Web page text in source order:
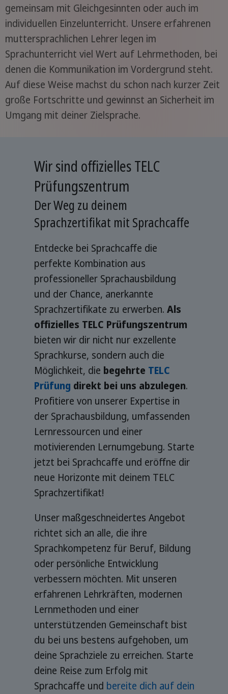
gemeinsam mit Gleichgesinnten oder auch im
individuellen Einzelunterricht. Unsere erfahrenen
muttersprachlichen Lehrer legen im
Sprachunterricht viel Wert auf Lehrmethoden, bei
denen die Kommunikation im Vordergrund steht.
Auf diese Weise machst du schon nach kurzer Zeit
große Fortschritte und gewinnst an Sicherheit im
Umgang mit deiner Zielsprache.
Wir sind offizielles TELC
Prüfungszentrum
Der Weg zu deinem
Sprachzertifikat mit Sprachcaffe
Entdecke bei Sprachcaffe die
perfekte Kombination aus
professioneller Sprachausbildung
und der Chance, anerkannte
Sprachzertifikate zu erwerben. Als
offizielles TELC Prüfungszentrum
bieten wir dir nicht nur exzellente
Sprachkurse, sondern auch die
Möglichkeit, die begehrte TELC
Prüfung direkt bei uns abzulegen.
Profitiere von unserer Expertise in
der Sprachausbildung, umfassenden
Lernressourcen und einer
motivierenden Lernumgebung. Starte
jetzt bei Sprachcaffe und eröffne dir
neue Horizonte mit deinem TELC
Sprachzertifikat!
Unser maßgeschneidertes Angebot
richtet sich an alle, die ihre
Sprachkompetenz für Beruf, Bildung
oder persönliche Entwicklung
verbessern möchten. Mit unseren
erfahrenen Lehrkräften, modernen
Lernmethoden und einer
unterstützenden Gemeinschaft bist
du bei uns bestens aufgehoben, um
deine Sprachziele zu erreichen. Starte
deine Reise zum Erfolg mit
Sprachcaffe und bereite dich auf dein